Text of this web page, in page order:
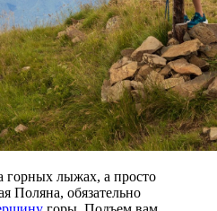
горных лыжах, а просто
Поляна, обязательно